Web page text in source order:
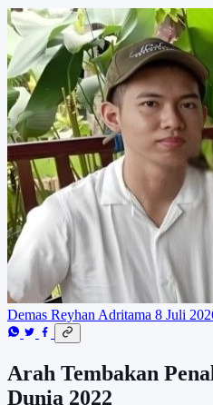
Demas Reyhan Adritama 8 Juli
Arah Tembakan
Dunia 2022